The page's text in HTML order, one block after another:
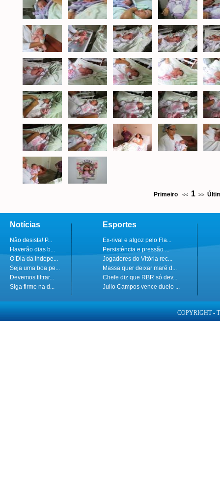
Primeiro << 1 >>
Notícias
Não desista! P...
Haverão dias b...
O Dia da Indepe...
Seja uma boa pe...
Devemos filtrar...
Siga firme na d...
Esportes
Ex-rival e algoz pelo Fla...
Persistência e pressão ...
Jogadores do Vitória rec...
Massa quer deixar maré d...
Chefe diz que RBR só dev...
Julio Campos vence duelo ...
COPYRIGHT -